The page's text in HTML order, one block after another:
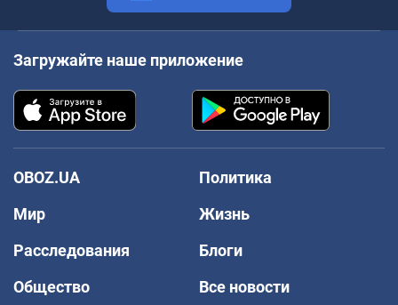
Загружайте наше приложение
OBOZ.UA
Политика
Мир
Жизнь
Расследования
Блоги
Общество
Все новости